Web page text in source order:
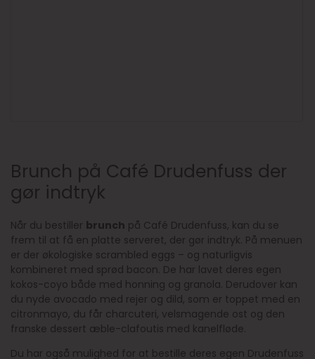
Brunch på Café Drudenfuss der
gør indtryk
Når du bestiller brunch på Café Drudenfuss, kan du se
frem til at få en platte serveret, der gør indtryk. På menuen
er der økologiske scrambled eggs – og naturligvis
kombineret med sprød bacon. De har lavet deres egen
kokos-coyo både med honning og granola. Derudover kan
du nyde avocado med rejer og dild, som er toppet med en
citronmayo, du får charcuteri, velsmagende ost og den
franske dessert æble-clafoutis med kanelfløde.
Du har også mulighed for at bestille deres egen Drudenfuss